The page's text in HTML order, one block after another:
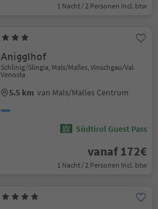
1 Nacht / 2 Personen Incl. btw
Anigglhof
Schlinig/Slingia, Mals/Malles, Vinschgau/Val
Venosta
5.5 km van Mals/Malles Centrum
Südtirol Guest Pass
vanaf 172€
1 Nacht / 2 Personen Incl. btw